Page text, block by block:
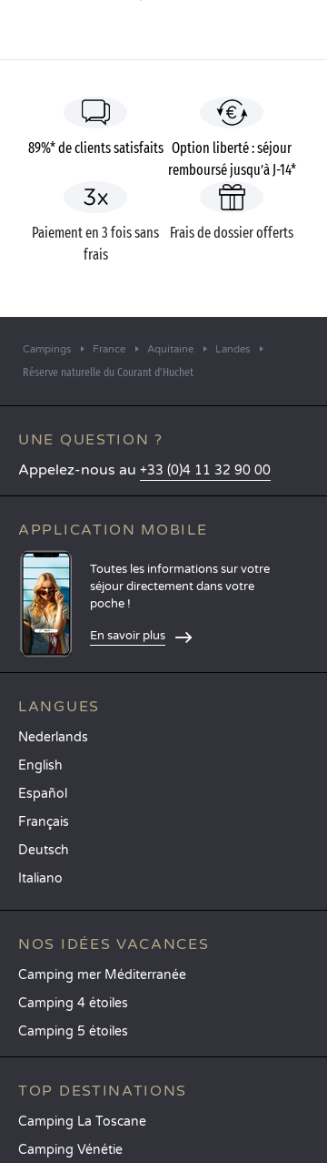
vous offre un décor de rêve face à l’océan. L’endroit
rêvé pour profiter d’un pique-nique, d’un bain de
soleil et de quelques brasses rafraîchissantes avant
89%* de clients satisfaits Option liberté : séjour
remboursé jusqu’à J-14*
Paiement en 3 fois sans
frais
Frais de dossier offerts
Campings France Aquitaine Landes
Réserve naturelle du Courant d'Huchet
UNE QUESTION ?
Appelez-nous au +33 (0)4 11 32 90 00
APPLICATION MOBILE
Toutes les informations sur votre
séjour directement dans votre
poche !
En savoir plus
LANGUES
Nederlands
English
Español
Français
Deutsch
Italiano
NOS IDÉES VACANCES
Camping mer Méditerranée
Camping 4 étoiles
Camping 5 étoiles
TOP DESTINATIONS
Camping La Toscane
Camping Vénétie